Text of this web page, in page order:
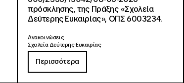
πρόσκλησης, της Πράξης «Σχολεία
Δεύτερης Ευκαιρίας», ΟΠΣ 6003234.
Ανακοινώσεις
Σχολεία Δεύτερης Ευκαιρίας
Περισσότερα